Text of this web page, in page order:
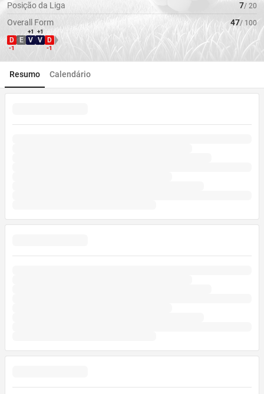
Posição da Liga 7/ 20
Overall Form 47/ 100
D
-1
E
+1
V
+1
V D
-1 Direção WDL
Resumo Calendário